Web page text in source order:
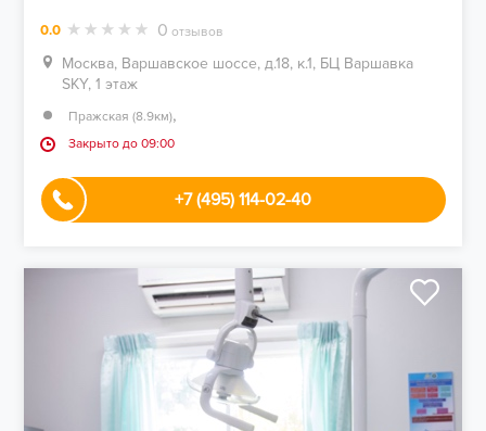
0.0 0 отзывов
Москва, Варшавское шоссе, д.18, к.1, БЦ Варшавка
SKY, 1 этаж
Пражская (8.9км),
Закрыто до 09:00
+7 (495) 114-02-40